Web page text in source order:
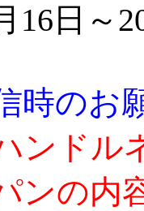
16日～
時のお
ンドル
ンの内